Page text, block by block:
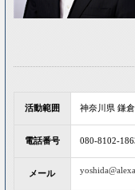
活動範囲 神奈川県 鎌倉
電話番号 080-8102-
メール